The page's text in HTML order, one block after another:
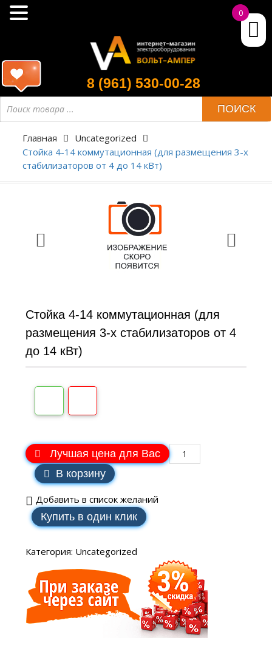
8 (961) 530-00-28
ПОИСК
Главная
Uncategorized
Стойка 4-14 коммутационная (для размещения 3-х
стабилизаторов от 4 до 14 кВт)
Стойка 4-14 коммутационная (для
размещения 3-х стабилизаторов от 4
до 14 кВт)
Лучшая цена для Вас
В корзину
Добавить в список желаний
Купить в один клик
Категория: Uncategorized
0